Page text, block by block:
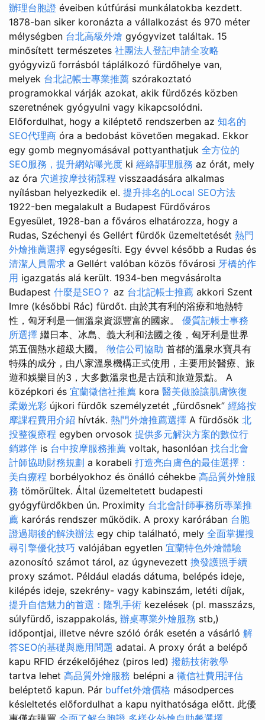
辦理台胞證 éveiben kútfúrási munkálatokba kezdett.
1878-ban siker koronázta a vállalkozást és 970 méter
mélységben 台北高級外燴 gyógyvizet találtak. 15
minősített természetes 社團法人登記申請全攻略
gyógyvizű forrásból táplálkozó fürdőhelye van,
melyek 台北記帳士專業推薦 szórakoztató
programokkal várják azokat, akik fürdőzés közben
szeretnének gyógyulni vagy kikapcsolódni.
Előfordulhat, hogy a kiléptető rendszerben az 知名的
SEO代理商 óra a bedobást követően megakad. Ekkor
egy gomb megnyomásával pottyanthatjuk 全方位的
SEO服務，提升網站曝光度 ki 經絡調理服務 az órát, mely
az óra 穴道按摩技術課程 visszaadására alkalmas
nyílásban helyezkedik el. 提升排名的Local SEO方法
1922-ben megalakult a Budapest Fürdőváros
Egyesület, 1928-ban a főváros elhatározza, hogy a
Rudas, Széchenyi és Gellért fürdők üzemeltetését 熱門
外燴推薦選擇 egységesíti. Egy évvel később a Rudas és
清潔人員需求 a Gellért valóban közös fővárosi 牙橋的作
用 igazgatás alá került. 1934-ben megvásárolta
Budapest 什麼是SEO？ az 台北記帳士推薦 akkori Szent
Imre (későbbi Rác) fürdőt. 由於其有利的浴療和地熱特
性，匈牙利是一個溫泉資源豐富的國家。 優質記帳士事務
所選擇 繼日本、冰島、義大利和法國之後，匈牙利是世界
第五個熱水超級大國。 徵信公司協助 首都的溫泉水寶具有
特殊的成分，由八家溫泉機構正式使用，主要用於醫療、旅
遊和娛樂目的3，大多數溫泉也是古蹟和旅遊景點。 A
középkori és 宜蘭徵信社推薦 kora 醫美做臉讓肌膚恢復
柔嫩光彩 újkori fürdők személyzetét „fürdősnek” 經絡按
摩課程費用介紹 hívták. 熱門外燴推薦選擇 A fürdősök 北
投整復療程 egyben orvosok 提供多元解決方案的數位行
銷夥伴 is 台中按摩服務推薦 voltak, hasonlóan 找台北會
計師協助財務規劃 a korabeli 打造亮白膚色的最佳選擇：
美白療程 borbélyokhoz és önálló céhekbe 高品質外燴服
務 tömörültek. Által üzemeltetett budapesti
gyógyfürdőkben ún. Proximity 台北會計師事務所專業推
薦 karórás rendszer működik. A proxy karórában 台胞
證過期後的解決辦法 egy chip található, mely 全面掌握搜
尋引擎優化技巧 valójában egyetlen 宜蘭特色外燴體驗
azonosító számot tárol, az úgynevezett 換發護照手續
proxy számot. Például eladás dátuma, belépés ideje,
kilépés ideje, szekrény- vagy kabinszám, letéti díjak,
提升自信魅力的首選：隆乳手術 kezelések (pl. masszázs,
súlyfürdő, iszappakolás, 辦桌專業外燴服務 stb,)
időpontjai, illetve névre szóló órák esetén a vásárló 解
答SEO的基礎與應用問題 adatai. A proxy órát a belépő
kapu RFID érzékelőjéhez (piros led) 撥筋技術教學
tartva lehet 高品質外燴服務 belépni a 徵信社費用評估
beléptető kapun. Pár buffet外燴價格 másodperces
késleltetés előfordulhat a kapu nyithatósága előtt. 此優